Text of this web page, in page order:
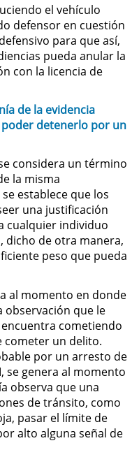
Menores de
el Estado de
de DUI
y Adultos
a un Cónyuge
de
el vehículo
defensor en cuestión
para que así,
pueda anular la
con la licencia de
de la evidencia
detenerlo por un
considera un término
la misma
establece que los
una justificación
cualquier individuo
dicho de otra manera,
peso que pueda
al momento en donde
observación que le
cometiendo
cometer un delito.
por un arresto de
se genera al momento
observa que una
de tránsito, como
pasar el límite de
alto alguna señal de